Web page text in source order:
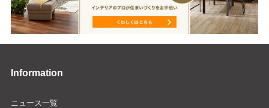
Information
ニュース一覧